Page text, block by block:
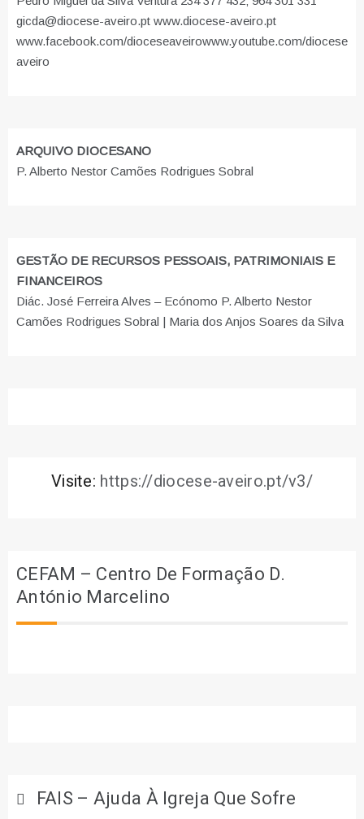
gicda@diocese-aveiro.pt www.diocese-aveiro.pt
www.facebook.com/dioceseaveirowww.youtube.com/diocese
aveiro
ARQUIVO DIOCESANO
P. Alberto Nestor Camões Rodrigues Sobral
GESTÃO DE RECURSOS PESSOAIS, PATRIMONIAIS E
FINANCEIROS
Diác. José Ferreira Alves – Ecónomo P. Alberto Nestor
Camões Rodrigues Sobral | Maria dos Anjos Soares da Silva
Visite: https://diocese-aveiro.pt/v3/
CEFAM – Centro De Formação D.
António Marcelino
FAIS – Ajuda À Igreja Que Sofre